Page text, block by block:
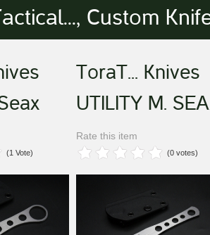
Custom
(1 Vote)
ToraT... Knives
UTILITY M.
Rate this item
(0 votes)